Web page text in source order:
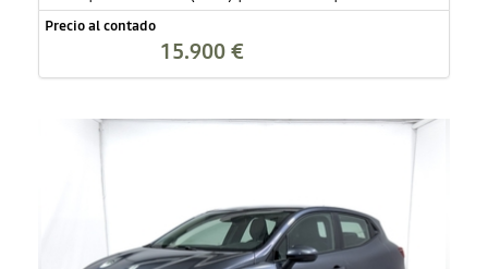
Precio al contado
15.900 €